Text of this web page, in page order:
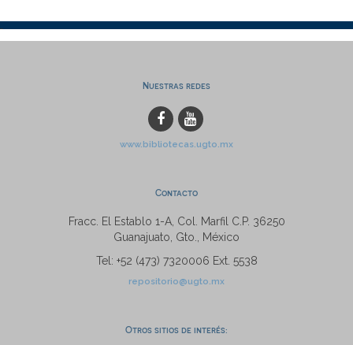
Nuestras redes
www.bibliotecas.ugto.mx
Contacto
Fracc. El Establo 1-A, Col. Marfil C.P. 36250
Guanajuato, Gto., México
Tel: +52 (473) 7320006 Ext. 5538
repositorio@ugto.mx
Otros sitios de interés: